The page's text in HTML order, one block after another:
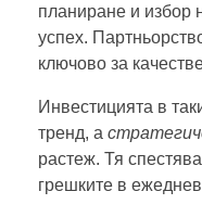
планиране и избор
успех.
ключово за
Инвестицията в
тренд, а
растеж. Тя
грешките в